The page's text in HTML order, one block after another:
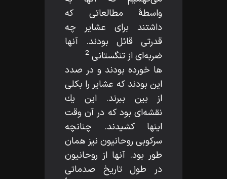
واسطۀ مطالعاتى كه
داشتند براى عشاير چه
قدرتى قائل بودند. آنها
ضربه‌اى از تنگستانى 2
ها خورده بودند و در صدد
اين بودند كه عشاير را بكلى
از بين ببرند. اين يك
نقشه‌اى بود كه در آن وقت
اينها كشيدند. چنانچه
سركوبى روحانيون نيز همان
طور بود. آنها از روحانيون
در طول تاريخ صدماتى